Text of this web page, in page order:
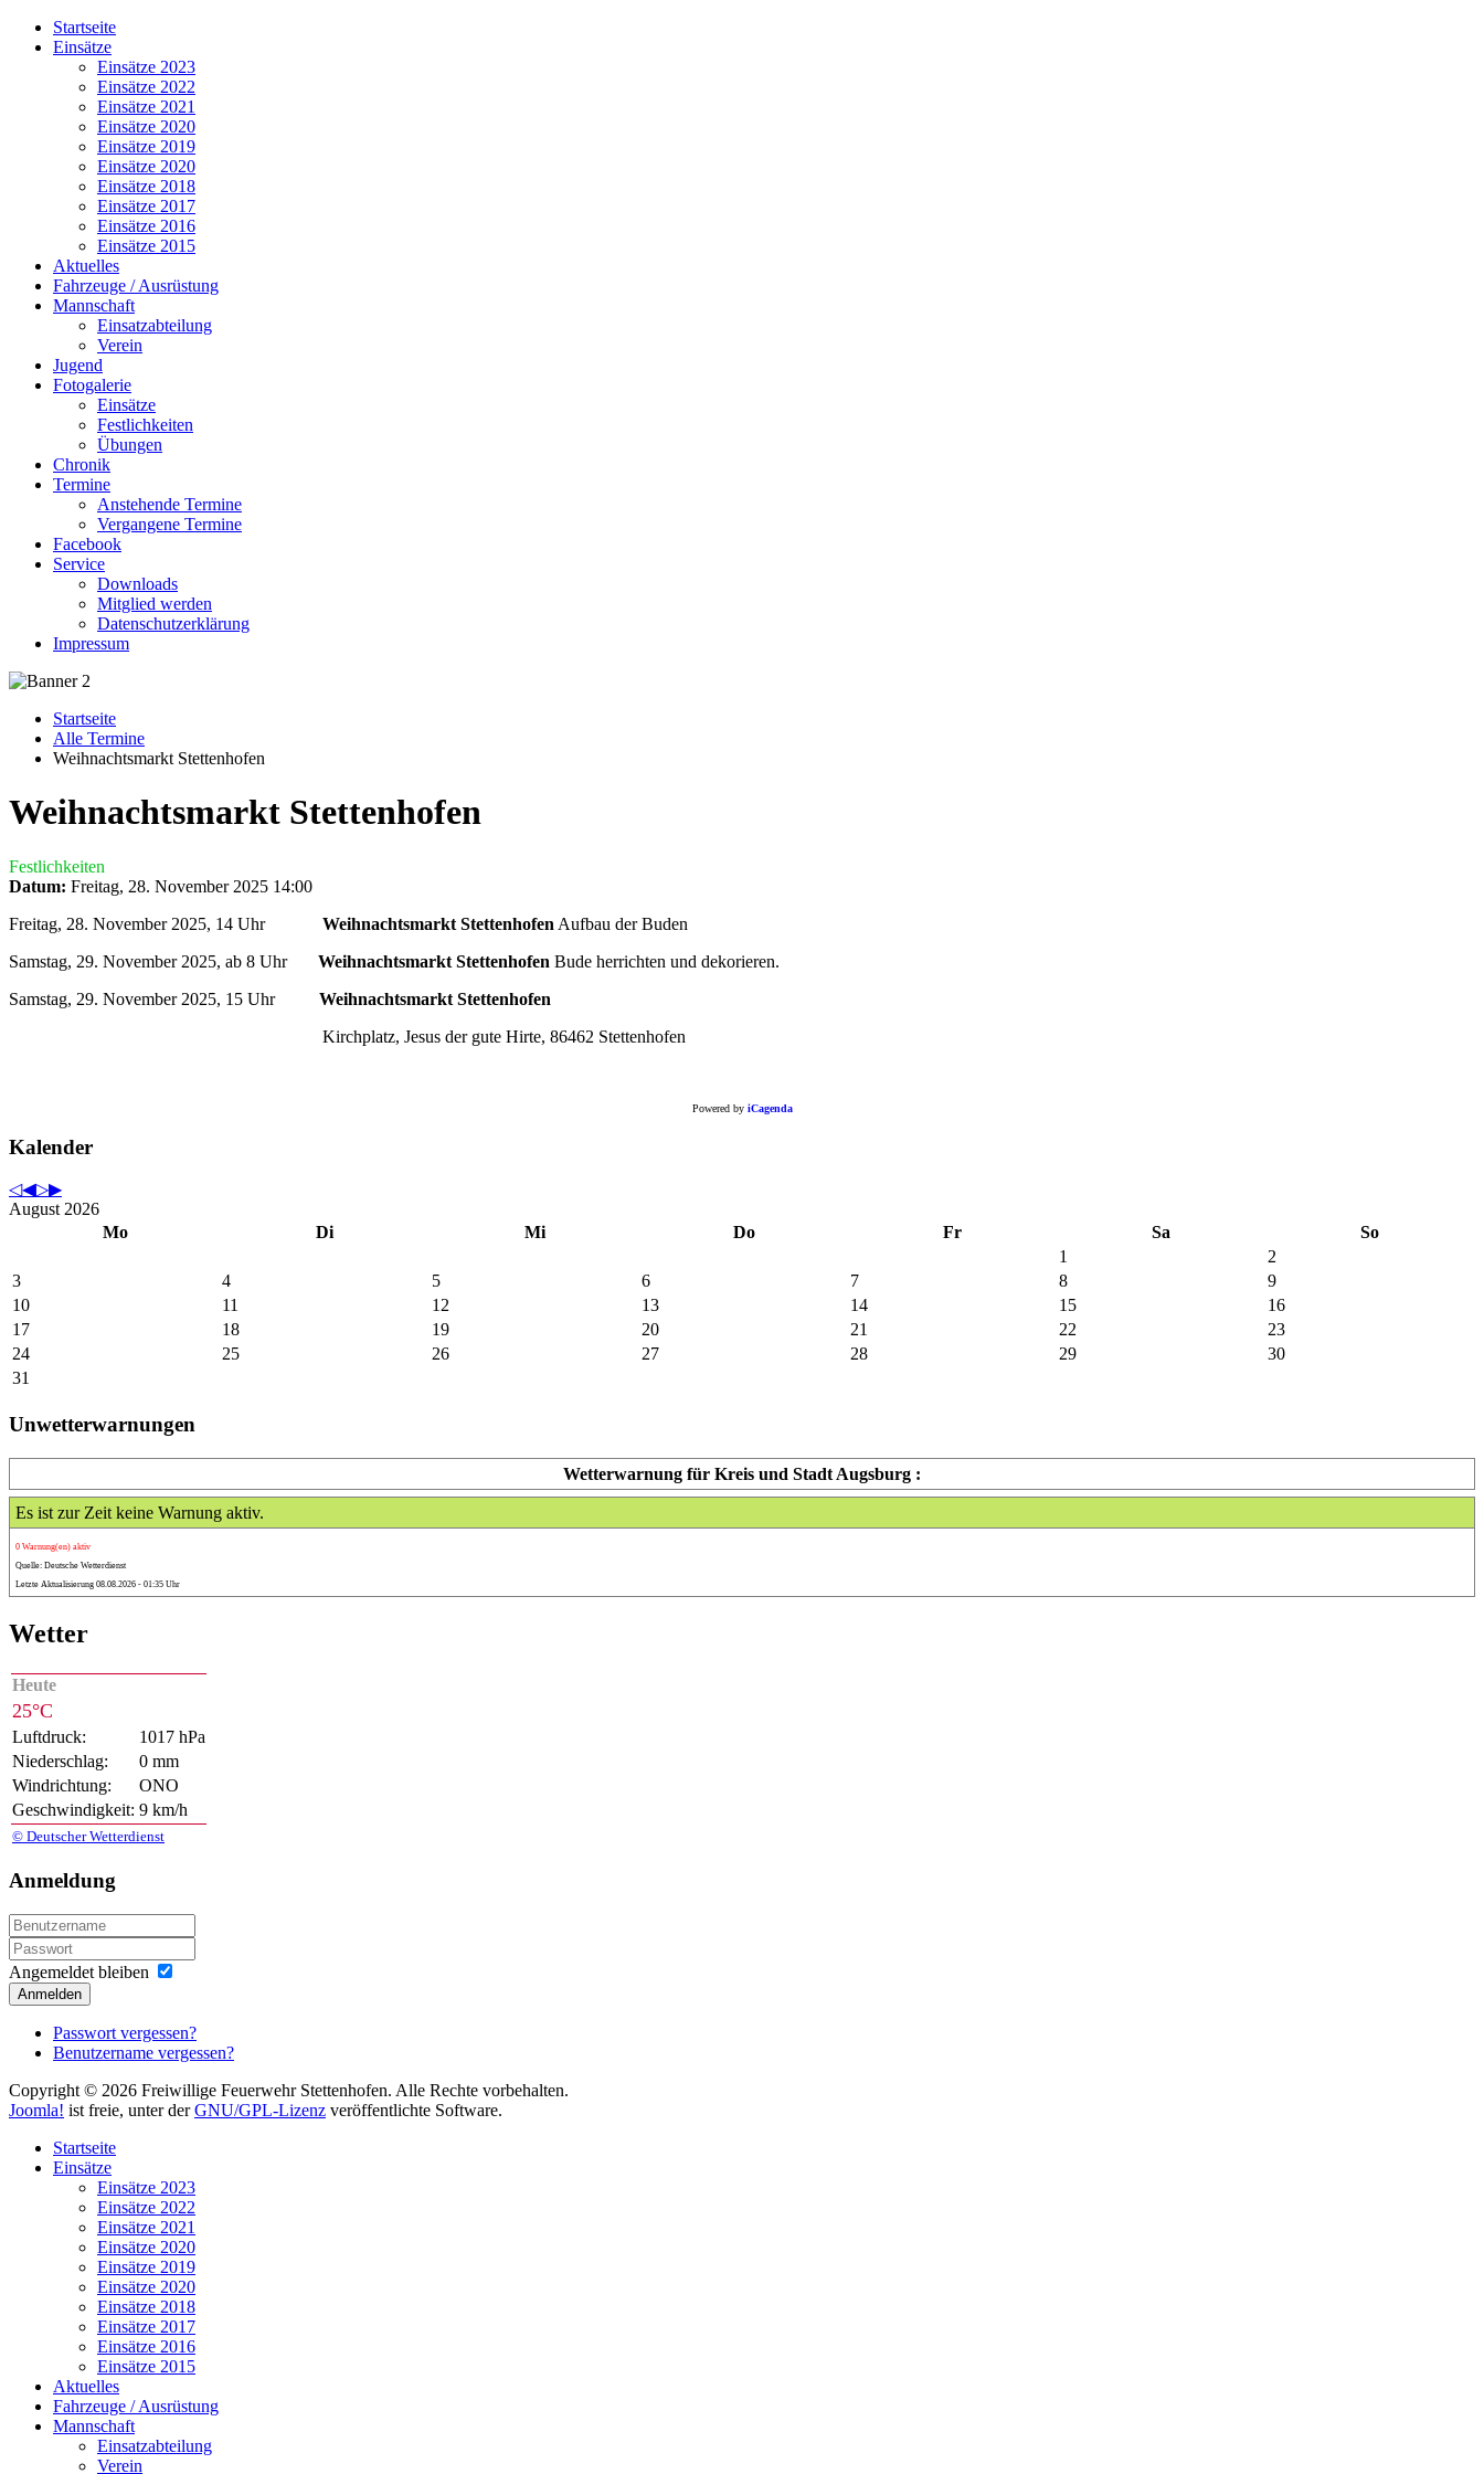
Startseite
Einsätze
Einsätze 2023
Einsätze 2022
Einsätze 2021
Einsätze 2020
Einsätze 2019
Einsätze 2020
Einsätze 2018
Einsätze 2017
Einsätze 2016
Einsätze 2015
Aktuelles
Fahrzeuge / Ausrüstung
Mannschaft
Einsatzabteilung
Verein
Jugend
Fotogalerie
Einsätze
Festlichkeiten
Übungen
Chronik
Termine
Anstehende Termine
Vergangene Termine
Facebook
Service
Downloads
Mitglied werden
Datenschutzerklärung
Impressum
Startseite
Alle Termine
Weihnachtsmarkt Stettenhofen
Weihnachtsmarkt Stettenhofen
Festlichkeiten
Datum: Freitag, 28. November 2025 14:00
Freitag, 28. November 2025, 14 Uhr Weihnachtsmarkt Stettenhofen Aufbau der Buden
Samstag, 29. November 2025, ab 8 Uhr Weihnachtsmarkt Stettenhofen Bude herrichten und dekorieren.
Samstag, 29. November 2025, 15 Uhr Weihnachtsmarkt Stettenhofen
Kirchplatz, Jesus der gute Hirte, 86462 Stettenhofen
Powered by iCagenda
Kalender
Monat
JahrMonat
August 2026
Mo
Di Mi Do Fr Sa
So
1
2
3
4 5 6 7 8
9
10
11 12 13 14 15
16
17
18 19 20 21 22
23
24
25 26 27 28 29
30
31
Unwetterwarnungen
Wetterwarnung für Kreis und Stadt Augsburg :
Es ist zur Zeit keine Warnung aktiv.
0 Warnung(en) aktiv
Quelle: Deutsche Wetterdienst
Letzte Aktualisierung 08.08.2026 - 01:35 Uhr
Wetter
Heute
25°C
Luftdruck:
1017 hPa
Niederschlag:
0 mm
Windrichtung:
ONO
Geschwindigkeit: 9 km/h
© Deutscher Wetterdienst
Anmeldung
Angemeldet bleiben
Anmelden
Passwort vergessen?
Benutzername vergessen?
Copyright © 2026 Freiwillige Feuerwehr Stettenhofen. Alle Rechte vorbehalten.
Joomla! ist freie, unter derGNU/GPL-Lizenz veröffentlichte Software.
Startseite
Einsätze
Einsätze 2023
Einsätze 2022
Einsätze 2021
Einsätze 2020
Einsätze 2019
Einsätze 2020
Einsätze 2018
Einsätze 2017
Einsätze 2016
Einsätze 2015
Aktuelles
Fahrzeuge / Ausrüstung
Mannschaft
Einsatzabteilung
Verein